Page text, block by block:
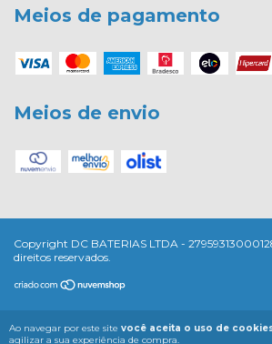
Ao navegar por este site você aceita o uso de
agilizar a sua experiência de compra.
Meios de pagamento
Meios de envio
Copyright DC BATERIAS LTDA -
direitos reservados.